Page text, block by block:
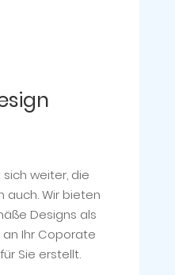
weiter, die
auch. Wir bieten
Designs als
Ihr Coporate
Sie erstellt.